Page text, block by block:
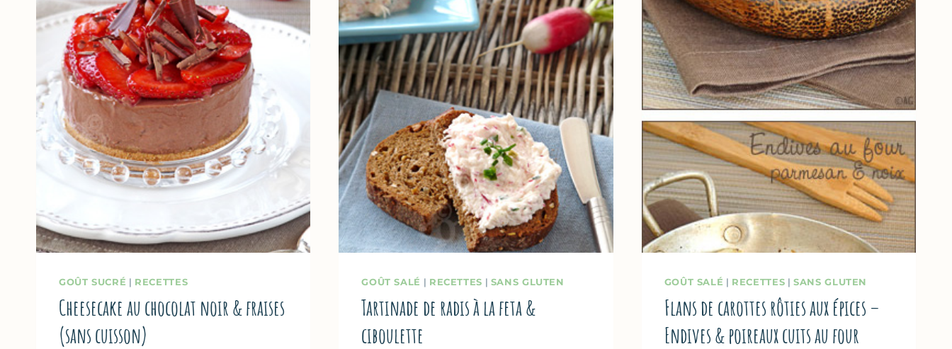
GOÛT SUCRÉ | RECETTES
Cheesecake au chocolat noir & fraises
(sans cuisson)
GOÛT SALÉ | RECETTES | SANS GLUTEN
Tartinade de radis à la feta &
ciboulette
GOÛT SALÉ | RECETTES |SANS GLUTEN
Flans de carottes rôties aux épices –
Endives & poireaux cuits au four